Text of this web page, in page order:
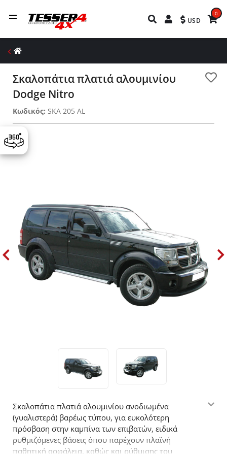
USD
0
Σκαλοπάτια πλατιά αλουμινίου
Dodge Nitro
Κωδικός: SKA 205 AL
Σκαλοπάτια πλατιά αλουμινίου ανοδιωμένα
(γυαλιστερά) βαρέως τύπου, για ευκολότερη
πρόσβαση στην καμπίνα των επιβατών, ειδικά
ρυθμιζόμενες βάσεις όπου παρέχουν πλαϊνή
παθητική ασφάλεια, καθώς και ρύθμισης του